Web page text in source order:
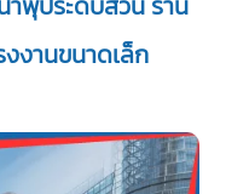
งงานขนาดเล็ก